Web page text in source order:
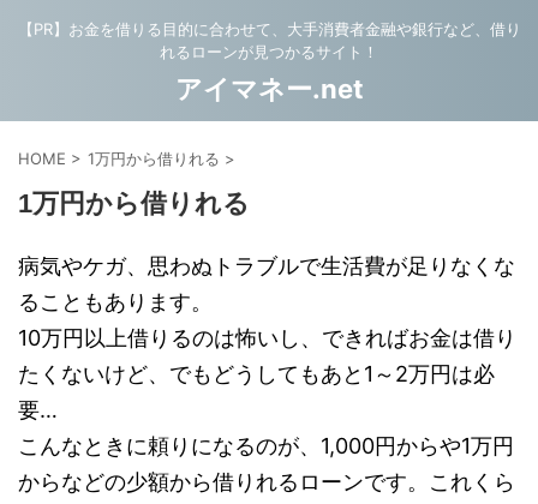
【PR】お金を借りる目的に合わせて、大手消費者金融や銀行など、借り
れるローンが見つかるサイト！
アイマネー.net
HOME > 1万円から借りれる >
1万円から借りれる
病気やケガ、思わぬトラブルで生活費が足りなくな
ることもあります。
10万円以上借りるのは怖いし、できればお金は借り
たくないけど、でもどうしてもあと1～2万円は必
要…
こんなときに頼りになるのが、1,000円からや1万円
からなどの少額から借りれるローンです。これくら